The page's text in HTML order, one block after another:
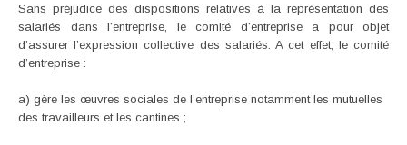
Sans préjudice des dispositions relatives à la représentation des
salariés dans l’entreprise, le comité d’entreprise a pour objet
d’assurer l’expression collective des salariés. A cet effet, le comité
d’entreprise :
a) gère les œuvres sociales de l’entreprise notamment les mutuelles
des travailleurs et les cantines ;